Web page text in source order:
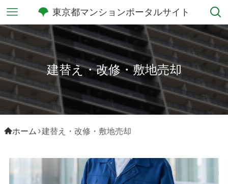
東京都マンションポータルサイト
建替え・改修・敷地売却
ホーム 建替え・改修・敷地売却